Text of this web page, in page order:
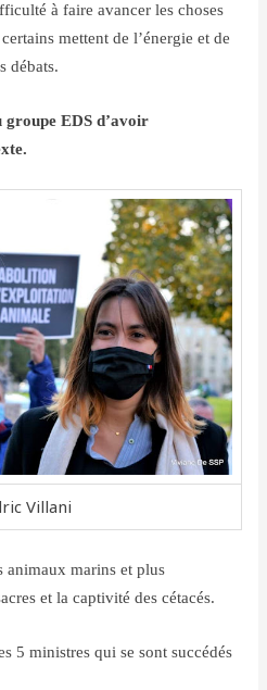
à faire avancer les choses
mettent de l’énergie et de
débats.
EDS d’avoir
Villani
animaux marins et plus
et la captivité des cétacés.
5 ministres qui se sont succédés